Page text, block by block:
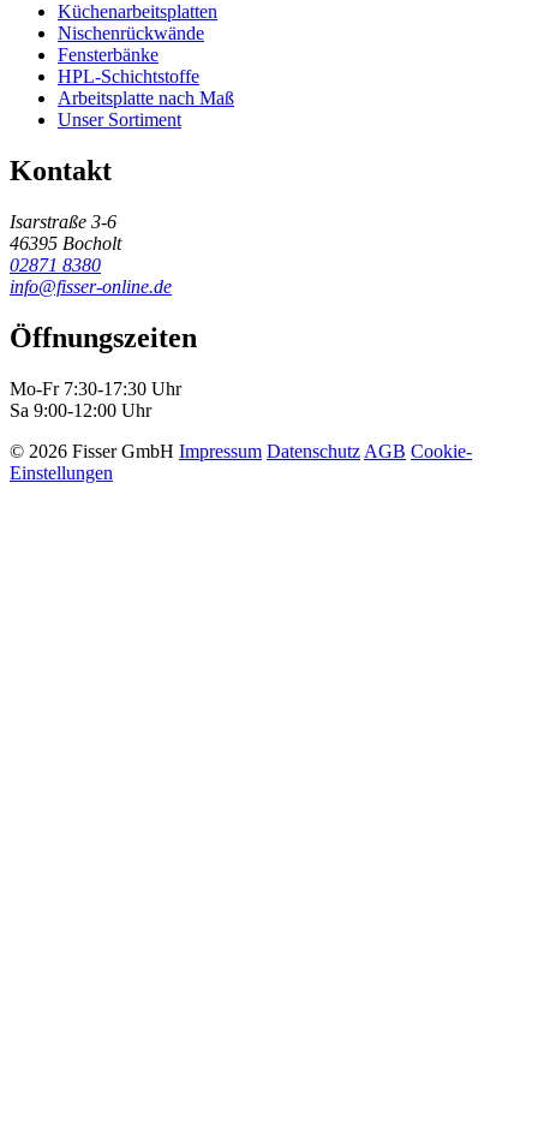
Küchenarbeitsplatten
Nischenrückwände
Fensterbänke
HPL-Schichtstoffe
Arbeitsplatte nach Maß
Unser Sortiment
Kontakt
Isarstraße 3-6
46395 Bocholt
02871 8380
info@fisser-online.de
Öffnungszeiten
Mo-Fr 7:30-17:30 Uhr
Sa 9:00-12:00 Uhr
© 2026 Fisser GmbH Impressum Datenschutz AGB Cookie-
Einstellungen